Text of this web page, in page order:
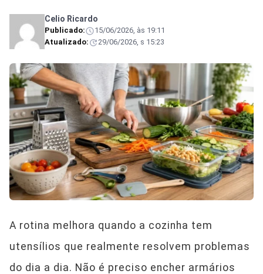
Celio Ricardo
Publicado:
15/06/2026, às 19:11
Atualizado:
29/06/2026, s 15:23
A rotina melhora quando a cozinha tem
utensílios que realmente resolvem problemas
do dia a dia. Não é preciso encher armários